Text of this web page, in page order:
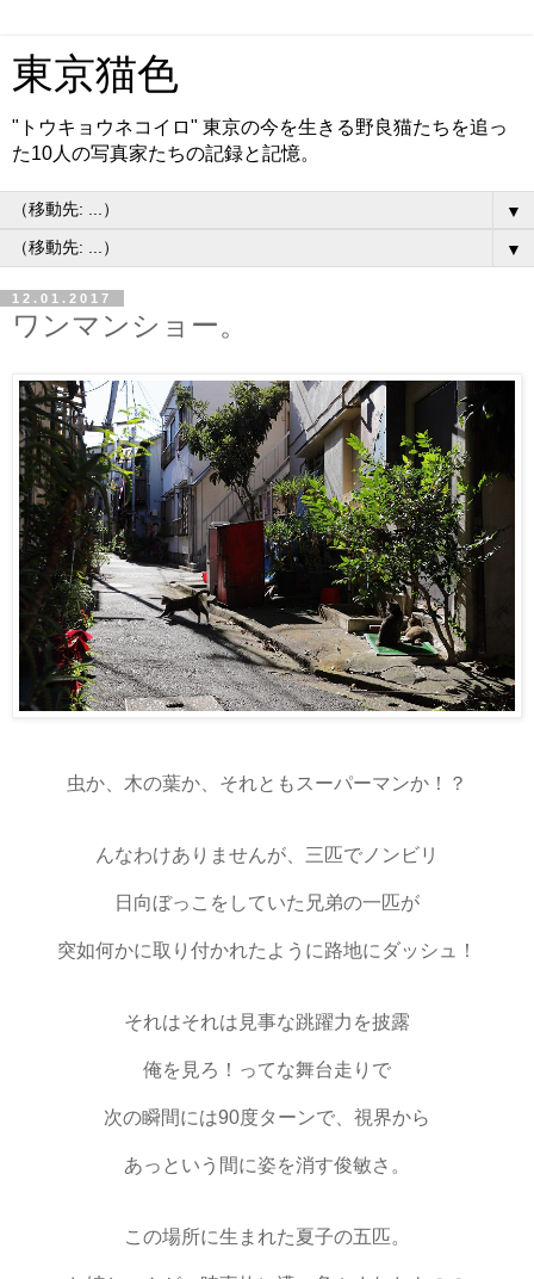
東京猫色
"トウキョウネコイロ" 東京の今を生きる野良猫たちを追っ
た10人の写真家たちの記録と記憶。
▼
▼
12.01.2017
ワンマンショー。
虫か、木の葉か、それともスーパーマンか！？
んなわけありませんが、三匹でノンビリ
日向ぼっこをしていた兄弟の一匹が
突如何かに取り付かれたように路地にダッシュ！
それはそれは見事な跳躍力を披露
俺を見ろ！ってな舞台走りで
次の瞬間には90度ターンで、視界から
あっという間に姿を消す俊敏さ。
この場所に生まれた夏子の五匹。